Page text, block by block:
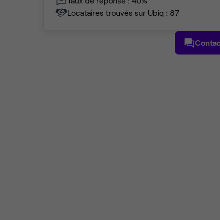
Locataires trouvés sur Ubiq : 87